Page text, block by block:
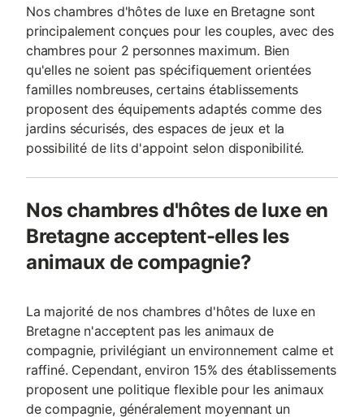
Nos chambres d'hôtes de luxe en Bretagne sont
principalement conçues pour les couples, avec des
chambres pour 2 personnes maximum. Bien
qu'elles ne soient pas spécifiquement orientées
familles nombreuses, certains établissements
proposent des équipements adaptés comme des
jardins sécurisés, des espaces de jeux et la
possibilité de lits d'appoint selon disponibilité.
Nos chambres d'hôtes de luxe en
Bretagne acceptent-elles les
animaux de compagnie?
La majorité de nos chambres d'hôtes de luxe en
Bretagne n'acceptent pas les animaux de
compagnie, privilégiant un environnement calme et
raffiné. Cependant, environ 15% des établissements
proposent une politique flexible pour les animaux
de compagnie, généralement moyennant un